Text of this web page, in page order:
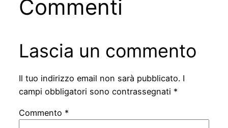
Commenti
Lascia un commento
Il tuo indirizzo email non sarà pubblicato. I
campi obbligatori sono contrassegnati *
Commento *